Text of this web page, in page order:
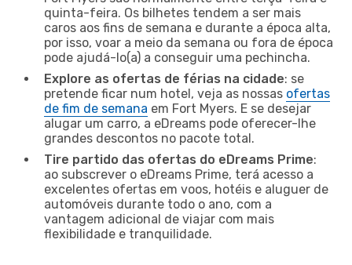
quinta-feira. Os bilhetes tendem a ser mais
caros aos fins de semana e durante a época alta,
por isso, voar a meio da semana ou fora de época
pode ajudá-lo(a) a conseguir uma pechincha.
Explore as ofertas de férias na cidade: se
pretende ficar num hotel, veja as nossas ofertas
de fim de semana em Fort Myers. E se desejar
alugar um carro, a eDreams pode oferecer-lhe
grandes descontos no pacote total.
Tire partido das ofertas do eDreams Prime:
ao subscrever o eDreams Prime, terá acesso a
excelentes ofertas em voos, hotéis e aluguer de
automóveis durante todo o ano, com a
vantagem adicional de viajar com mais
flexibilidade e tranquilidade.